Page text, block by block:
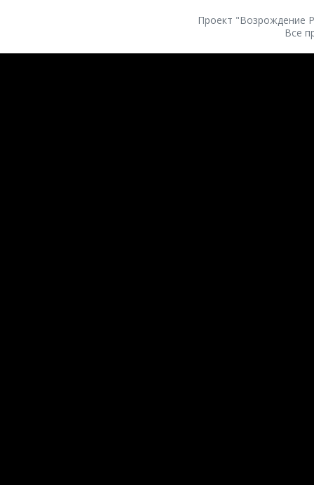
Проект "Возрождение
Все